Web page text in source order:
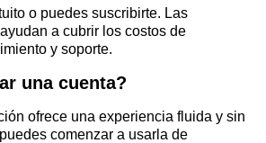
o puedes suscribirte. Las
a cubrir los costos de
y soporte.
una cuenta?
ofrece una experiencia fluida y sin
comenzar a usarla de